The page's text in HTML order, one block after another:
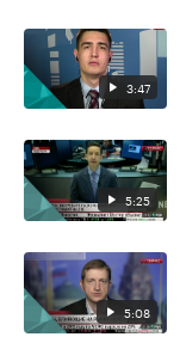
3:47
5:25
5:08